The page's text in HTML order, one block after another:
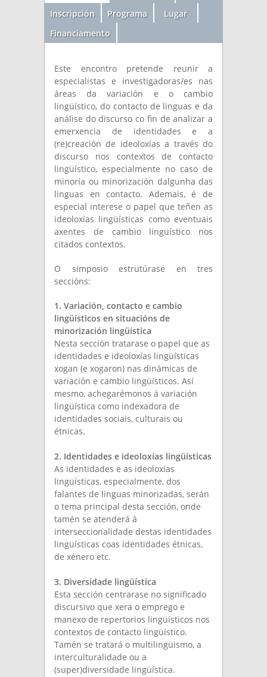
activa)
Inscripción
Programa
Lugar
Financiamento
Este encontro pretende reunir a
especialistas e investigadoras/es nas
áreas da variación e o cambio
lingüístico, do contacto de linguas e da
análise do discurso co fin de analizar a
emerxencia de identidades e a
(re)creación de ideoloxías a través do
discurso nos contextos de contacto
lingüístico, especialmente no caso de
minoría ou minorización dalgunha das
linguas en contacto. Ademais, é de
especial interese o papel que teñen as
ideoloxías lingüísticas como eventuais
axentes de cambio lingüístico nos
citados contextos.
O simposio estrutúrase en tres
seccións:
1. Variación, contacto e cambio
lingüísticos en situacións de
minorización lingüística
Nesta sección tratarase o papel que as
identidades e ideoloxías lingüísticas
xogan (e xogaron) nas dinámicas de
variación e cambio lingüísticos. Así
mesmo, achegarémonos á variación
lingüística como indexadora de
identidades sociais, culturais ou
étnicas.
2. Identidades e ideoloxías lingüísticas
As identidades e as ideoloxías
lingüísticas, especialmente, dos
falantes de linguas minorizadas, serán
o tema principal desta sección, onde
tamén se atenderá á
interseccionalidade destas identidades
lingüísticas coas identidades étnicas,
de xénero etc.
3. Diversidade lingüística
Esta sección centrarase no significado
discursivo que xera o emprego e
manexo de repertorios lingüísticos nos
contextos de contacto lingüístico.
Tamén se tratará o multilingüismo, a
interculturalidade ou a
(super)diversidade lingüística.